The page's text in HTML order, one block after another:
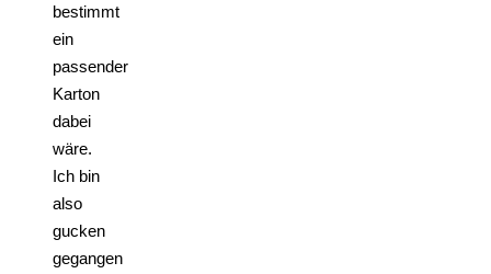
bestimmt
ein
passender
Karton
dabei
wäre.
Ich bin
also
gucken
gegangen